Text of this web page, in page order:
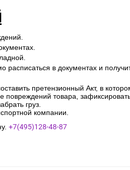
в документах и
претензионный Акт, в
повреждений товара,
груз.
компании.
+7(495)128-48-87